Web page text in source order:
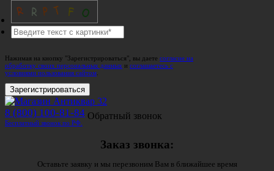
Нажимая на кнопку "Зарегистрироваться", вы даете согласие на
обработку своих персональных данных и соглашаетесь с
условиями пользования сайтом
Зарегистрироваться
8 (800) 100-81-84
Бесплатный звонок по РФ.
Обратный звонок
Заказ звонка:
Оставьте заявку и мы перезвоним Вам в ближайшее время